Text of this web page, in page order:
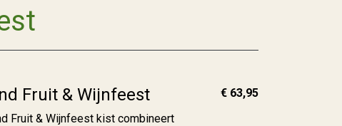
Fruit & Wijnfeest
Fruit & Wijnfeest kist combineert
€ 63,95